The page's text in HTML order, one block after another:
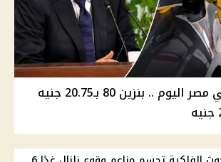
أسعار الوقود في مصر اليوم .. بنزين 80 بـ20.75 جنيه